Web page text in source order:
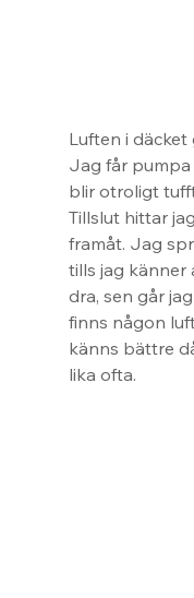
Luften i
Jag får pumpa
blir otroligt
Tillslut hittar
framåt. Jag
tills jag
dra, sen går
finns någon
känns bättre
lika ofta.